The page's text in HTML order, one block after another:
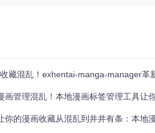
批量功能比手动操作节省87%的时间成
藏混乱！exhentai-manga-manager革新
管理混乱！本地漫画标签管理工具让你轻
的漫画收藏从混乱到井井有条：本地漫画